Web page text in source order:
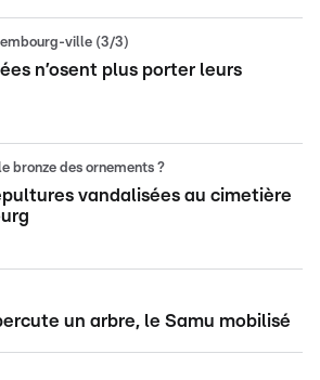
ville (3/3)
n’osent plus porter leurs
bronze des ornements ?
vandalisées au cimetière
un arbre, le Samu mobilisé